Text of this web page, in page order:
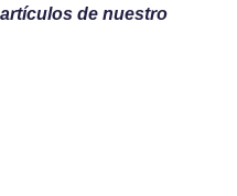
de nuestro